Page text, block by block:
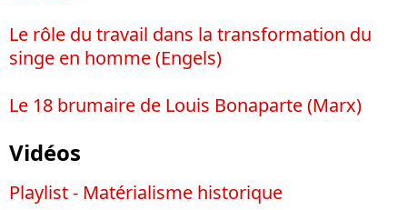
Le rôle du travail dans la transformation du
singe en homme (Engels)
Le 18 brumaire de Louis Bonaparte (Marx)
Vidéos
Playlist - Matérialisme historique